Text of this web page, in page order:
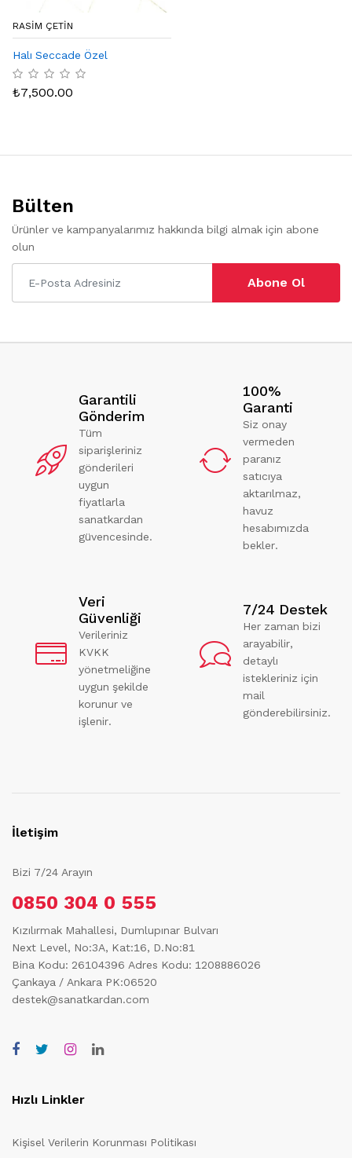
RASIM ÇETIN
Halı Seccade Özel
₺7,500.00
Bülten
Ürünler ve kampanyalarımız hakkında bilgi almak için abone
olun
Abone Ol
Garantili
Gönderim
Tüm
siparişleriniz
gönderileri
uygun
fiyatlarla
sanatkardan
güvencesinde.
100%
Garanti
Siz onay
vermeden
paranız
satıcıya
aktarılmaz,
havuz
hesabımızda
bekler.
Veri
Güvenliği
Verileriniz
KVKK
yönetmeliğine
uygun şekilde
korunur ve
işlenir.
7/24 Destek
Her zaman bizi
arayabilir,
detaylı
istekleriniz için
mail
gönderebilirsiniz.
İletişim
Bizi 7/24 Arayın
0850 304 0 555
Kızılırmak Mahallesi, Dumlupınar Bulvarı
Next Level, No:3A, Kat:16, D.No:81
Bina Kodu: 26104396 Adres Kodu: 1208886026
Çankaya / Ankara PK:06520
destek@sanatkardan.com
Hızlı Linkler
Kişisel Verilerin Korunması Politikası